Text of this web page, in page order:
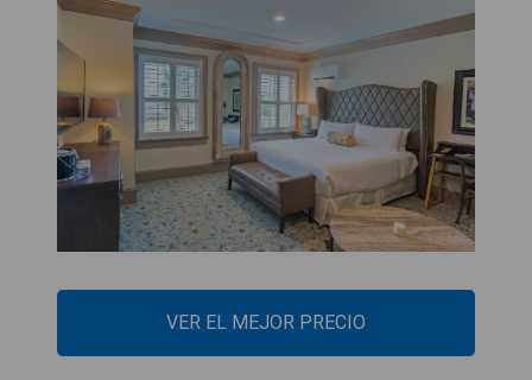
VER EL MEJOR PRECIO